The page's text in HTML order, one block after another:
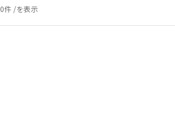
0件 /を表示